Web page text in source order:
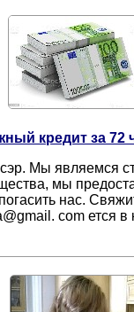
кредит за 72
Мы являемся
мы
нас.
com ется в